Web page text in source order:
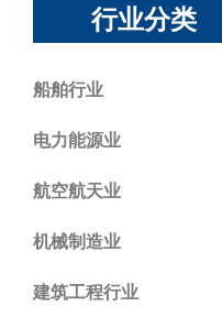
行业分类
船舶行业
电力能源业
航空航天业
机械制造业
建筑工程行业